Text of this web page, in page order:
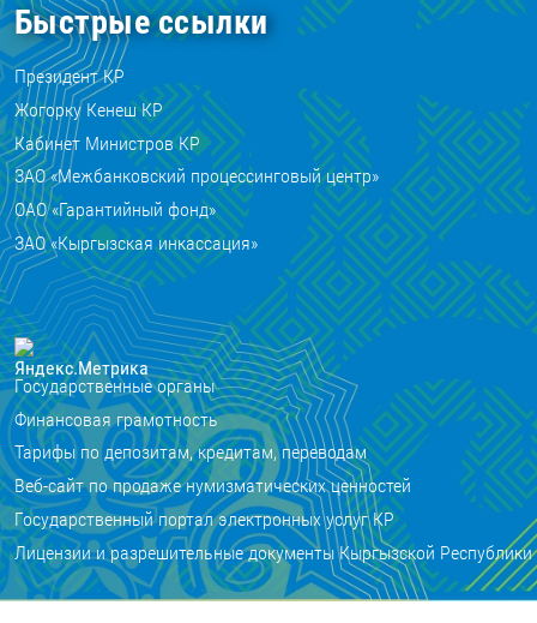
Быстрые ссылки
Президент КР
Жогорку Кенеш КР
Кабинет Министров КР
ЗАО «Межбанковский процессинговый центр»
ОАО «Гарантийный фонд»
ЗАО «Кыргызская инкассация»
Государственные органы
Финансовая грамотность
Тарифы по депозитам, кредитам, переводам
Веб-сайт по продаже нумизматических ценностей
Государственный портал электронных услуг КР
Лицензии и разрешительные документы Кыргызской Республики